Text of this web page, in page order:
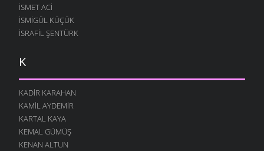
İSMET ACI
İSMIGÜL KÜÇÜK
İSRAFIL ŞENTÜRK
K
KADIR KARAHAN
KAMIL AYDEMIR
KARTAL KAYA
KEMAL GÜMÜŞ
KENAN ALTUN